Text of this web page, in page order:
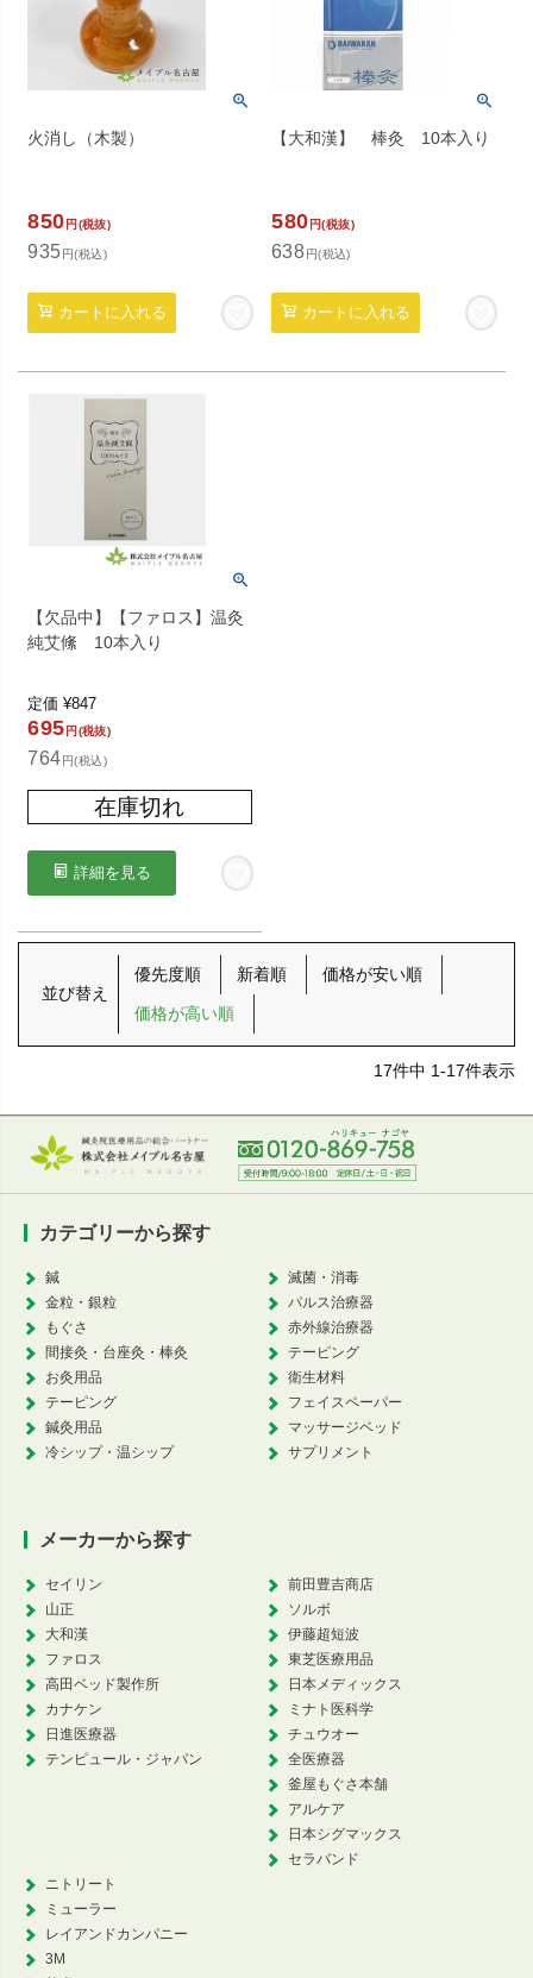
火消し（木製）
850 円(税抜)
935円(税込)
カートに入れる
【大和漢】 棒灸 10本入り
580 円(税抜)
638円(税込)
カートに入れる
【欠品中】【ファロス】温灸
純艾絛 10本入り
定価 ¥847
695 円(税抜)
764円(税込)
在庫切れ
詳細を見る
並び替え
優先度順 新着順 価格が安い順
価格が高い順
17件中 1-17件表示
カテゴリーから探す
鍼
金粒・銀粒
もぐさ
間接灸・台座灸・棒灸
お灸用品
テーピング
鍼灸用品
冷シップ・温シップ
滅菌・消毒
パルス治療器
赤外線治療器
テーピング
衛生材料
フェイスペーパー
マッサージベッド
サプリメント
メーカーから探す
セイリン
山正
大和漢
ファロス
高田ベッド製作所
カナケン
日進医療器
テンピュール・ジャパン
前田豊吉商店
ソルボ
伊藤超短波
東芝医療用品
日本メディックス
ミナト医科学
チュウオー
全医療器
釜屋もぐさ本舗
アルケア
日本シグマックス
セラバンド
ニトリート
ミューラー
レイアンドカンパニー
3M